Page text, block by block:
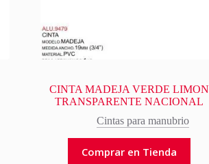
CINTA MADEJA VERDE LIMON
TRANSPARENTE NACIONAL
Cintas para manubrio
Comprar en Tienda